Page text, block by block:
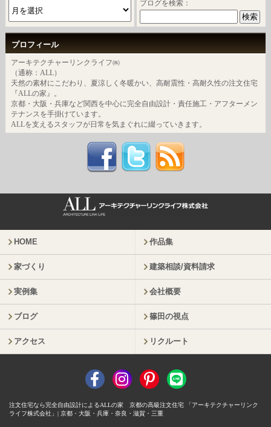
ブログを検索：
プロフィール
アーキテクチャーリンクライフ㈱
（通称：ALL）
天然の素材にこだわり、夏涼しく冬暖かい、高耐震性・高耐久性の注文住宅
『ALLの家』。
京都・大阪・兵庫など関西を中心に完全自由設計・責任施工・アフターメン
テナンスを手掛けています。
ALLを支えるスタッフが日常を気まぐれに綴っていきます。
HOME 作品集
家づくり 建築相談/資料請求
実例集 会社概要
ブログ 篠田の視点
アクセス リクルート
注文住宅なら完全自由設計によるALLの家 京都の高級注文住宅 「アーキテクチャーリンク
ライフ株式会社」| 京都・大阪・兵庫・奈良・滋賀・三重